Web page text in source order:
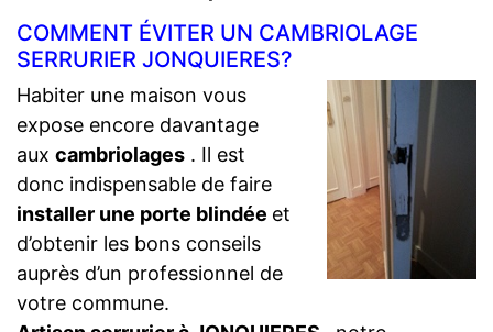
COMMENT ÉVITER UN CAMBRIOLAGE
SERRURIER JONQUIERES?
Habiter une maison vous
expose encore davantage
aux cambriolages . Il est
donc indispensable de faire
installer une porte blindée et
d’obtenir les bons conseils
auprès d’un professionnel de
votre commune.